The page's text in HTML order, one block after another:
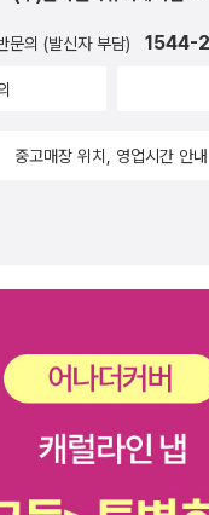
마다 아프고 창피할 것이다
하는 말이 된다. 걸려 넘어
다. 디자이너의 말 계단을 오르내
문의 (발신자 부담) 1544-
중고매장 위치, 영업시간 안내